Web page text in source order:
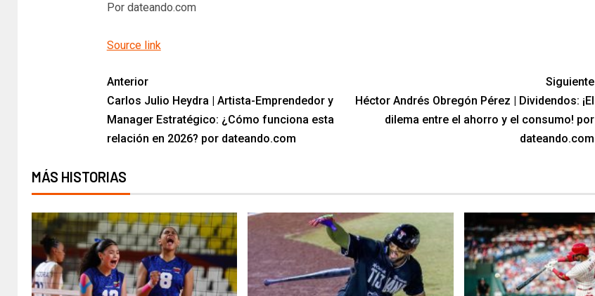
Por dateando.com
Source link
Anterior
Carlos Julio Heydra | Artista-Emprendedor y
Manager Estratégico: ¿Cómo funciona esta
relación en 2026? por dateando.com
Siguiente
Héctor Andrés Obregón Pérez | Dividendos: ¡El
dilema entre el ahorro y el consumo! por
dateando.com
MÁS HISTORIAS